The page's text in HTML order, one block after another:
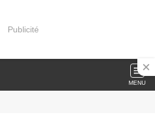
Publicité
MENU